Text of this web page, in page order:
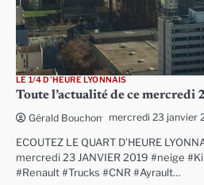
LE 1/4 D'HEURE LYONNAIS
Toute l’actualité de ce
Gérald Bouchon mercredi 23 janvier
ECOUTEZ LE QUART D’HEURE
mercredi 23 JANVIER 2019 #neige
#Renault #Trucks #CNR #Ayrault…